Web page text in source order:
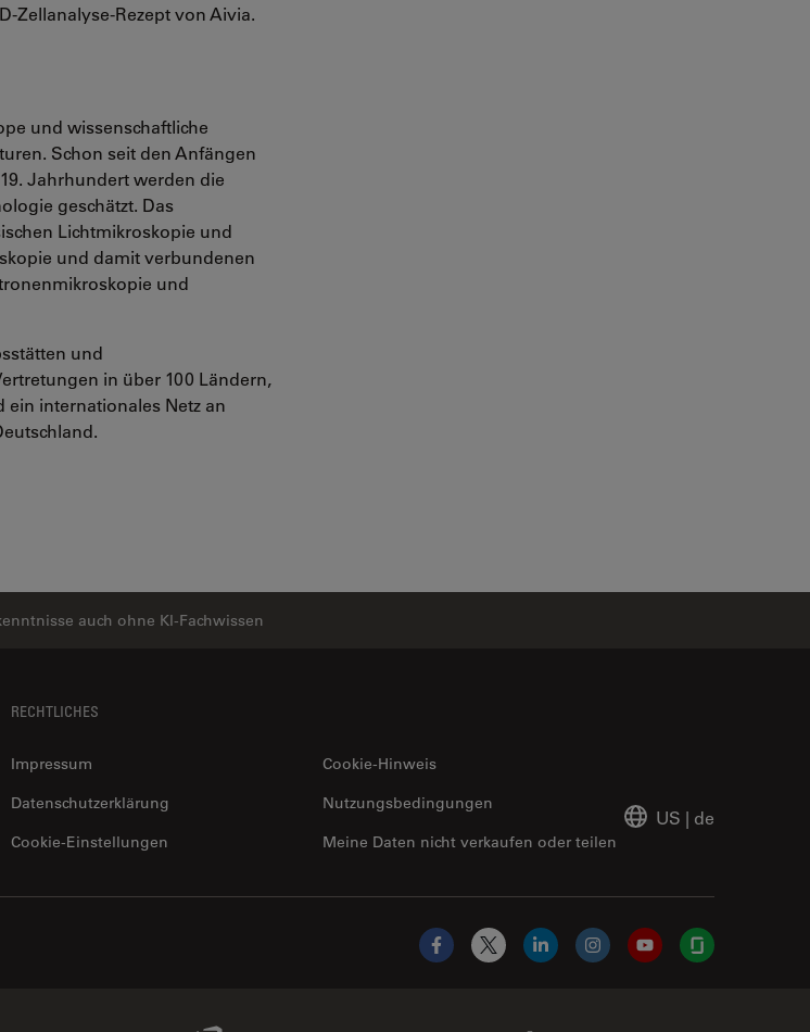
Zellanalyse-Rezept von Aivia.
und wissenschaftliche
Schon seit den Anfängen
Jahrhundert werden die
geschätzt. Das
Lichtmikroskopie und
und damit verbundenen
und
und
in über 100 Ländern,
ein internationales Netz an
auch ohne KI-Fachwissen
RECHTLICHES
Impressum
Cookie-Hinweis
Datenschutzerklärung
Meine Daten nicht verkaufen oder teilen
Nutzungsbedingungen
Cookie-Einstellungen
US | de
Facebook
X LinkedInInstagramYouTubeGlassdoor